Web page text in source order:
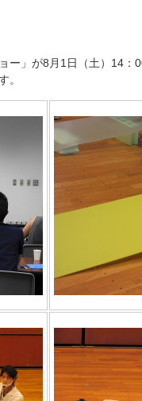
ー」が8月1日（土）14
。